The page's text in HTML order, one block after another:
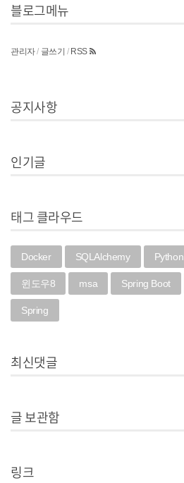
블로그메뉴
관리자/ 글쓰기 / RSS
공지사항
인기글
태그 클라우드
Docker SQLAlchemy Python
윈도우8 msa Spring Boot
Spring
최신댓글
글 보관함
링크